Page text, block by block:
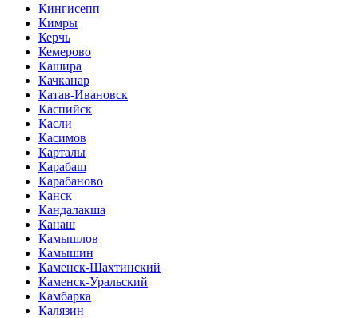
Кингисепп
Кимры
Керчь
Кемерово
Кашира
Качканар
Катав-Ивановск
Каспийск
Касли
Касимов
Карталы
Карабаш
Карабаново
Канск
Кандалакша
Канаш
Камышлов
Камышин
Каменск-Шахтинский
Каменск-Уральский
Камбарка
Калязин